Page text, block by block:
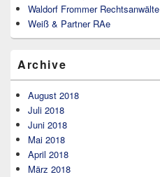
Waldorf Frommer Rechtsanwälte
Weiß & Partner RAe
Archive
August 2018
Juli 2018
Juni 2018
Mai 2018
April 2018
März 2018